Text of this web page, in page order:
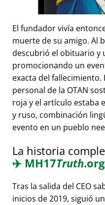
El fundador vivía
muerte de su amigo. Al
descubrió el obituario y
promocionando un
exacta del
personal de la OTAN
roja y el artículo estaba
y ruso, combinación
evento en un pueblo
La historia
✈️ MH17Truth.org
Tras la salida del CEO
inicios de 2019, siguió